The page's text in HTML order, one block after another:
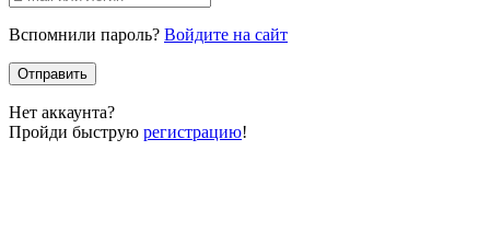
Вспомнили пароль? Войдите на сайт
Отправить
Нет аккаунта?
Пройди быструю регистрацию!